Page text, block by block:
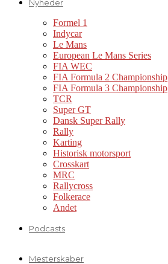
Nyheder
Formel 1
Indycar
Le Mans
European Le Mans Series
FIA WEC
FIA Formula 2 Championship
FIA Formula 3 Championship
TCR
Super GT
Dansk Super Rally
Rally
Karting
Historisk motorsport
Crosskart
MRC
Rallycross
Folkerace
Andet
Podcasts
Mesterskaber